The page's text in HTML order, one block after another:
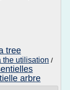
tree
the utilisation /
arbre